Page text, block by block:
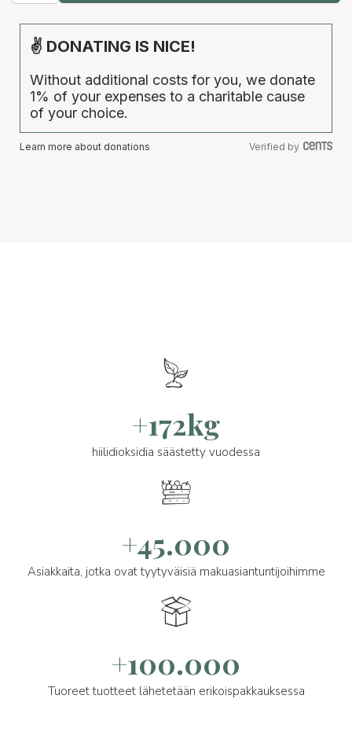
✌ DONATING IS NICE!
Without additional costs for you, we donate
1% of your expenses to a charitable cause
of your choice.
Learn more about donations Verified by
+172kg
hiilidioksidia säästetty vuodessa
+45.000
Asiakkaita, jotka ovat tyytyväisiä makuasiantuntijoihimme
+100.000
Tuoreet tuotteet lähetetään erikoispakkauksessa